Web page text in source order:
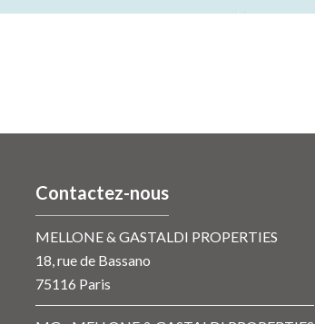
Contactez-nous
MELLONE & GASTALDI PROPERTIES
18, rue de Bassano
75116 Paris